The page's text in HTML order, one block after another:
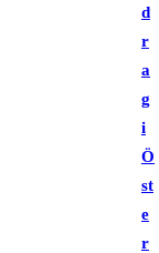
d
r
a
g
i
Ö
st
e
r